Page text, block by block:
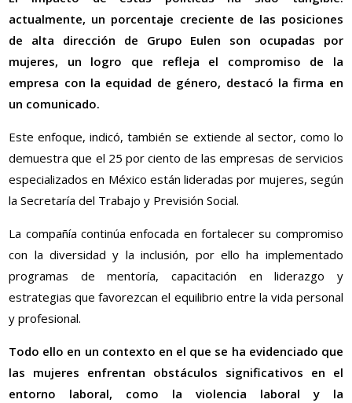
actualmente, un porcentaje creciente de las posiciones
de alta dirección de Grupo Eulen son ocupadas por
mujeres, un logro que refleja el compromiso de la
empresa con la equidad de género, destacó la firma en
un comunicado.
Este enfoque, indicó, también se extiende al sector, como lo
demuestra que el 25 por ciento de las empresas de servicios
especializados en México están lideradas por mujeres, según
la Secretaría del Trabajo y Previsión Social.
La compañía continúa enfocada en fortalecer su compromiso
con la diversidad y la inclusión, por ello ha implementado
programas de mentoría, capacitación en liderazgo y
estrategias que favorezcan el equilibrio entre la vida personal
y profesional.
Todo ello en un contexto en el que se ha evidenciado que
las mujeres enfrentan obstáculos significativos en el
entorno laboral, como la violencia laboral y la